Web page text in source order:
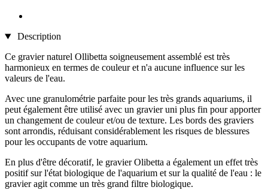
Description
Ce gravier naturel Ollibetta soigneusement assemblé est très
harmonieux en termes de couleur et n'a aucune influence sur les
valeurs de l'eau.
Avec une granulométrie parfaite pour les très grands aquariums, il
peut également être utilisé avec un gravier uni plus fin pour apporter
un changement de couleur et/ou de texture. Les bords des graviers
sont arrondis, réduisant considérablement les risques de blessures
pour les occupants de votre aquarium.
En plus d'être décoratif, le gravier Olibetta a également un effet très
positif sur l'état biologique de l'aquarium et sur la qualité de l'eau : le
gravier agit comme un très grand filtre biologique.